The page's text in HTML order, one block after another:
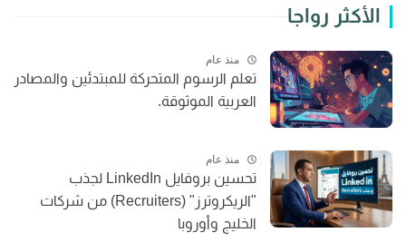
الأكثر رواجا
منذ عام
تعلم الرسوم المتحركة للمبتدئين والمصادر
العربية الموثوقة.
منذ عام
تحسين بروفايل LinkedIn لجذب
"الريكروترز" (Recruiters) من شركات
الخليج وأوروبا